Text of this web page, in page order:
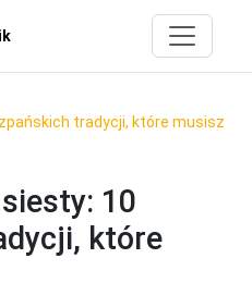
tradycji, które musisz
10
które